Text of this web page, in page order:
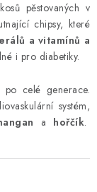
údajů
pěstovaných v
chipsy, které
a vitamínů a
i pro diabetiky.
po celé generace.
systém,
a hořčík.